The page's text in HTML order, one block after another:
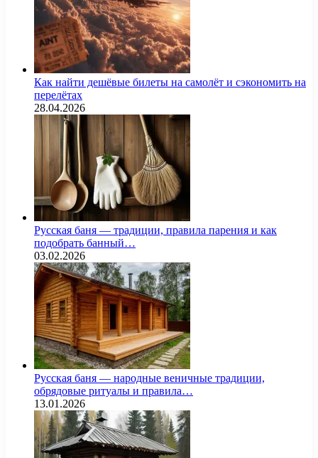
Как найти дешёвые билеты на самолёт и сэкономить на
перелётах
28.04.2026
Русская баня — традиции, правила парения и как
подобрать банный…
03.02.2026
Русская баня — народные веничные традиции,
обрядовые ритуалы и правила…
13.01.2026